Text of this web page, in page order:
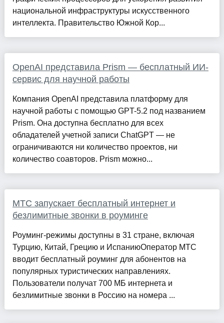
национальной инфраструктуры искусственного
интеллекта. Правительство Южной Кор...
OpenAI представила Prism — бесплатный ИИ-
сервис для научной работы
Компания OpenAI представила платформу для
научной работы с помощью GPT-5.2 под названием
Prism. Она доступна бесплатно для всех
обладателей учетной записи ChatGPT — не
ограничиваются ни количество проектов, ни
количество соавторов. Prism можно...
МТС запускает бесплатный интернет и
безлимитные звонки в роуминге
Роуминг-режимы доступны в 31 стране, включая
Турцию, Китай, Грецию и ИспаниюОператор МТС
вводит бесплатный роуминг для абонентов на
популярных туристических направлениях.
Пользователи получат 700 МБ интернета и
безлимитные звонки в Россию на номера ...